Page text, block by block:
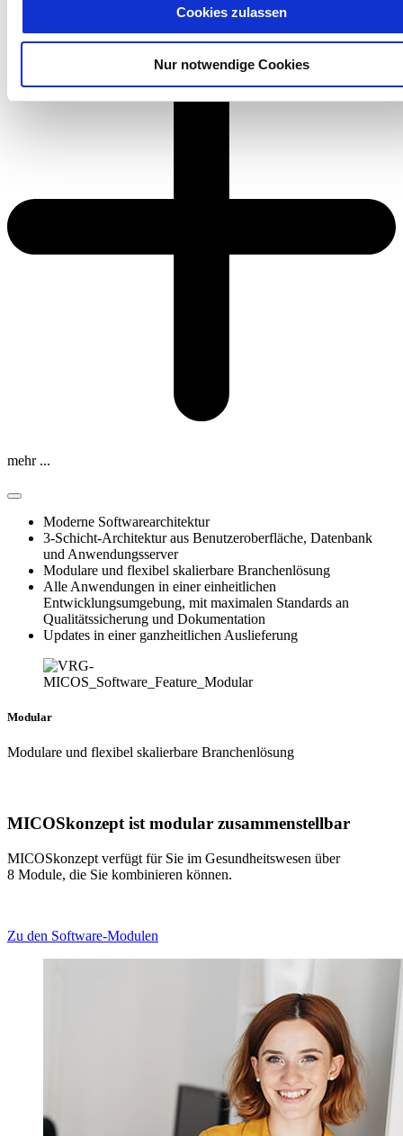
Cookies zulassen
Nur notwendige Cookies
mehr ...
Moderne Softwarearchitektur
3-Schicht-Architektur aus Benutzeroberfläche, Datenbank
und Anwendungsserver
Modulare und flexibel skalierbare Branchenlösung
Alle Anwendungen in einer einheitlichen
Entwicklungsumgebung, mit maximalen Standards an
Qualitätssicherung und Dokumentation
Updates in einer ganzheitlichen Auslieferung
Modular
Modulare und flexibel skalierbare Branchenlösung
MICOSkonzept ist modular zusammenstellbar
MICOSkonzept verfügt für Sie im Gesundheitswesen über
8 Module, die Sie kombinieren können.
Zu den Software-Modulen